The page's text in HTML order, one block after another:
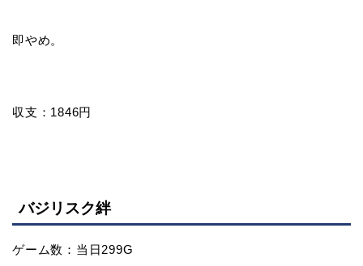
即やめ。
収支：1846円
バジリスク絆
ゲーム数：当日299G